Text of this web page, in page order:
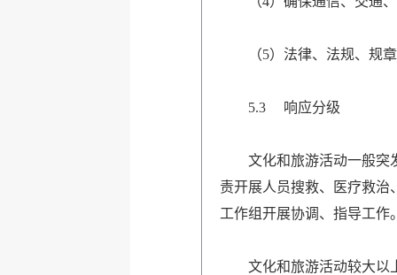
（5）法律、法规、规
5.3响应分级
文化和旅游活动一般突
责开展人员搜救、医疗救治
工作组开展协调、指导工作
文化和旅游活动较大以